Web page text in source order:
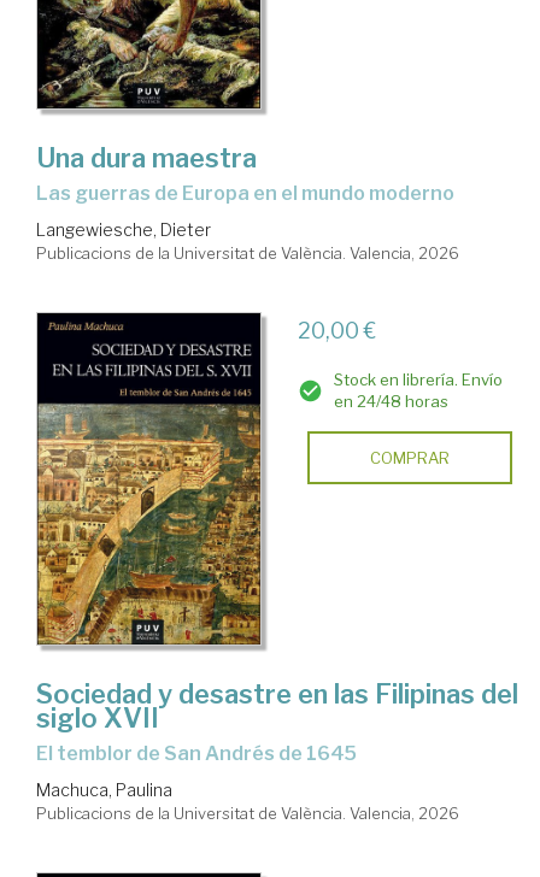
Una dura maestra
Las guerras de Europa en el mundo moderno
Langewiesche, Dieter
Publicacions de la Universitat de València. Valencia, 2026
20,00 €
Stock en librería. Envío
en 24/48 horas
COMPRAR
Sociedad y desastre en las Filipinas del
siglo XVII
El temblor de San Andrés de 1645
Machuca, Paulina
Publicacions de la Universitat de València. Valencia, 2026